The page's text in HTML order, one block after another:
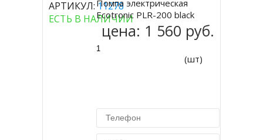
АРТИКУЛ:11278
ЕСТЬ В НАЛИЧИИ
Купить
Помпа электрическая
Ecotronic PLR-200 black
цена: 1 560 руб.
(шт)